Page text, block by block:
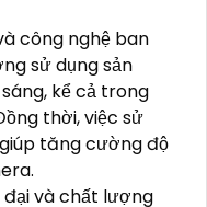
công nghệ ban
sử dụng sản
kể cả trong
thời, việc sử
tăng cường độ
và chất lượng